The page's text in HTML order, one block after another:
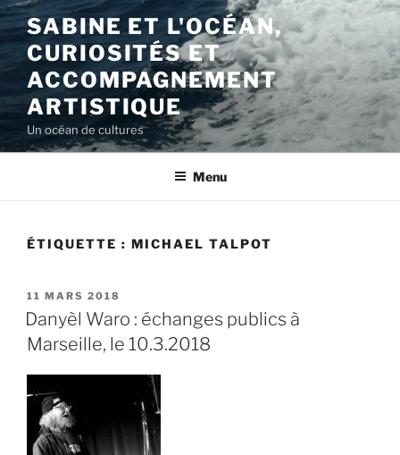
Aller
au
contenu
principal
SABINE ET L'OCÉAN,
CURIOSITÉS ET
ACCOMPAGNEMENT
ARTISTIQUE
Un océan de cultures
Menu
ÉTIQUETTE : MICHAEL TALPOT
PUBLIÉ
LE
11 MARS 2018
Danyèl Waro : échanges publics à
Marseille, le 10.3.2018